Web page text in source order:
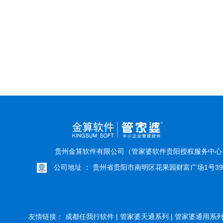
贵州金算软件有限公司（管家婆软件贵阳授权服务中
公司地址 ： 贵州省贵阳市南明区花果园财富广场1号
友情链接： 成都任我行软件 | 管家婆天通系列 | 管家婆通用系